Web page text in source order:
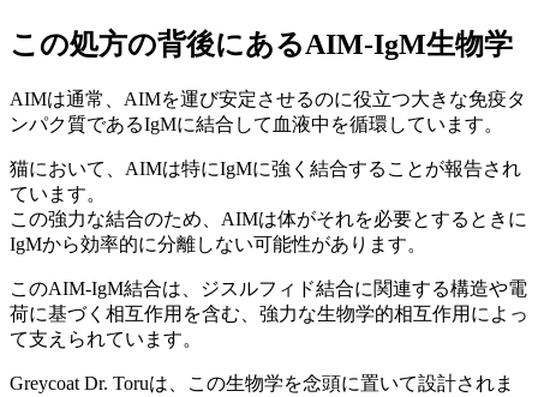
この処方の背後にあるAIM-IgM生物学
AIMは通常、AIMを運び安定させるのに役立つ大きな免疫タ
ンパク質であるIgMに結合して血液中を循環しています。
猫において、AIMは特にIgMに強く結合することが報告され
ています。
この強力な結合のため、AIMは体がそれを必要とするときに
IgMから効率的に分離しない可能性があります。
このAIM-IgM結合は、ジスルフィド結合に関連する構造や電
荷に基づく相互作用を含む、強力な生物学的相互作用によっ
て支えられています。
Greycoat Dr. Toruは、この生物学を念頭に置いて設計されま